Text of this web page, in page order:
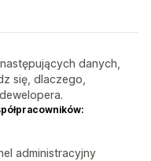
danych,
się, dlaczego,
dewelopera.
administracyjny